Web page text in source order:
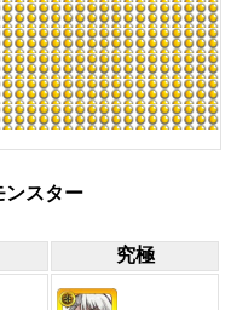
ンスター
究極